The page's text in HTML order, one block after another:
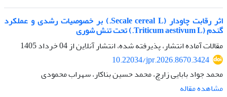
اثر رقابت چاودار (Secale cereal L.) بر خصوصیات رشدی و عملکرد
گندم (Triticum aestivum L.) تحت تنش شوری
مقالات آماده انتشار، پذیرفته شده، انتشار آنلاین از04 خرداد 1405
10.22034/jpr.2026.8670.3424
محمد جواد بابایی زارچ، محمد حسین بناکار، سهراب محمودی
مشاهده مقاله